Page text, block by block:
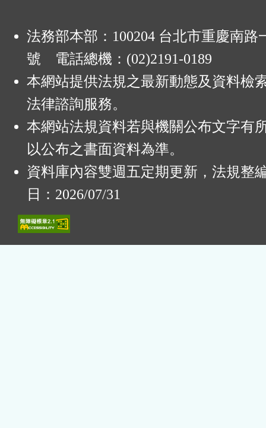
法務部本部：100204 台北市重慶南路
號 電話總機：(02)2191-0189
本網站提供法規之最新動態及資料檢
法律諮詢服務。
本網站法規資料若與機關公布文字有
以公布之書面資料為準。
資料庫內容雙週五定期更新，法規整
日：2026/07/31